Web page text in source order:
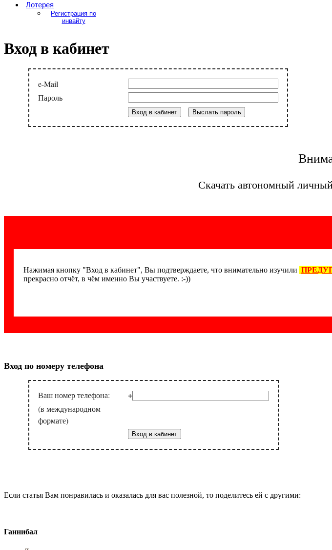
Лотерея
Регистрация по
инвайту
Вход в кабинет
e-Mail
Пароль
Скачать автономный
Нажимая кнопку "Вход в кабинет", Вы подтверждаете, что внимательно изучили
прекрасно отчёт, в чём именно Вы участвуете. :-))
Вход по номеру телефона
Ваш номер телефона: +
(в международном
формате)
Если статья Вам понравилась и оказалась для вас полезной, то поделитесь ей с другими:
Ганнибал